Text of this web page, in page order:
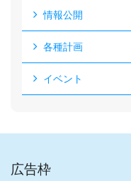
情報公開
各種計画
イベント
広告枠